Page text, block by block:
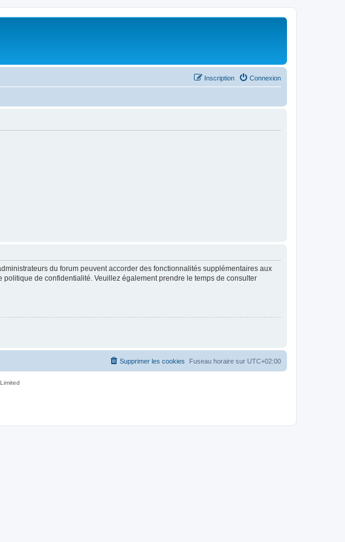
Connexion
Inscription
du forum peuvent accorder des fonctionnalités supplémentaires aux
de confidentialité. Veuillez également prendre le temps de consulter
Fuseau horaire sur UTC+02:00
Supprimer les cookies